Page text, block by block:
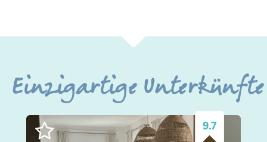
Einzigartige Unterkünfte
9.7